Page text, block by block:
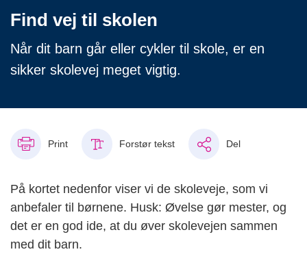
Find vej til skolen
Når dit barn går eller cykler til skole, er en
sikker skolevej meget vigtig.
Print Forstør tekst Del
På kortet nedenfor viser vi de skoleveje, som vi
anbefaler til børnene. Husk: Øvelse gør mester, og
det er en god ide, at du øver skolevejen sammen
med dit barn.